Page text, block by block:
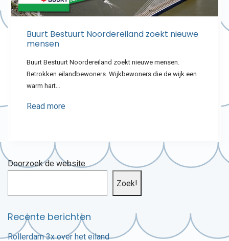
Buurt Bestuurt Noordereiland zoekt nieuwe
mensen
Buurt Bestuurt Noordereiland zoekt nieuwe mensen.
Betrokken eilandbewoners. Wijkbewoners die de wijk een
warm hart…
Read more
Doorzoek de website
Zoek!
Recente berichten
Rollerdam 3x over het eiland